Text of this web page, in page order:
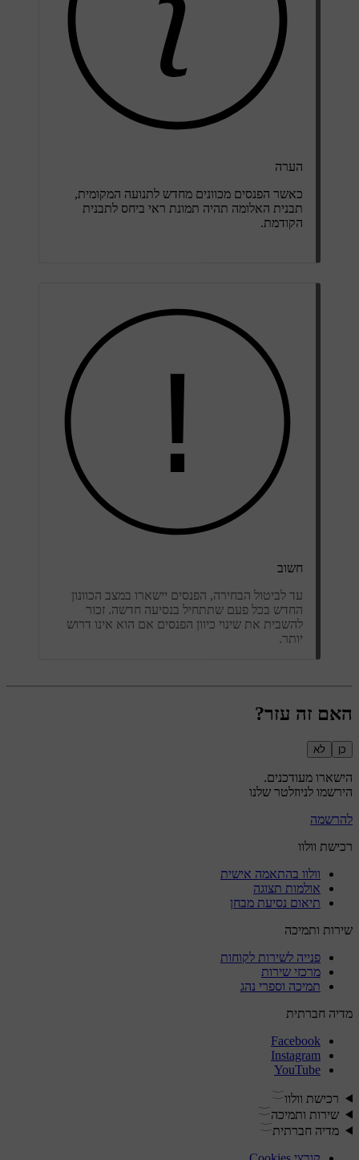
הערה
כאשר הפנסים מכוונים מחדש לתנועה המקומית,
תבנית האלומה תהיה תמונת ראי ביחס לתבנית
הקודמת.
חשוב
עד לביטול הבחירה, הפנסים יישארו במצב הכוונון
החדש בכל פעם שתתחיל בנסיעה חדשה. זכור
להשבית את שינוי כיוון הפנסים אם הוא אינו דרוש
יותר.
האם זה עזר?
כן לא